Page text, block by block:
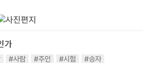
가
#사람 #주인 #시험 #승자